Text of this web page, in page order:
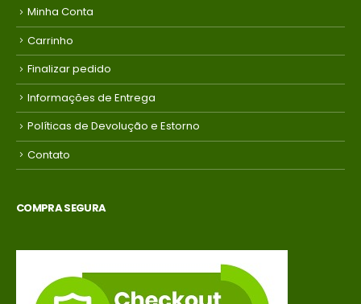
Minha Conta
Carrinho
Finalizar pedido
Informações de Entrega
Políticas de Devolução e Estorno
Contato
COMPRA SEGURA